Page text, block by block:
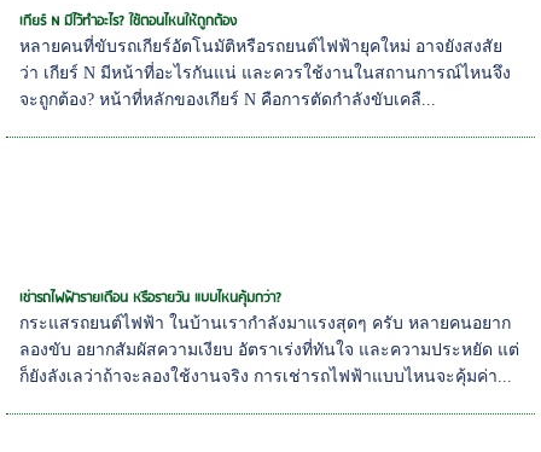
เกียร์ N มีไว้ทำอะไร? ใช้ตอนไหนให้ถูกต้อง
หลายคนที่ขับรถเกียร์อัตโนมัติหรือรถยนต์ไฟฟ้ายุคใหม่ อาจยังสงสัย
ว่า เกียร์ N มีหน้าที่อะไรกันแน่ และควรใช้งานในสถานการณ์ไหนจึง
จะถูกต้อง? หน้าที่หลักของเกียร์ N คือการตัดกำลังขับเคลื...
เช่ารถไฟฟ้ารายเดือน หรือรายวัน แบบไหนคุ้มกว่า?
กระแสรถยนต์ไฟฟ้า ในบ้านเรากำลังมาแรงสุดๆ ครับ หลายคนอยาก
ลองขับ อยากสัมผัสความเงียบ อัตราเร่งที่ทันใจ และความประหยัด แต่
ก็ยังลังเลว่าถ้าจะลองใช้งานจริง การเช่ารถไฟฟ้าแบบไหนจะคุ้มค่า...